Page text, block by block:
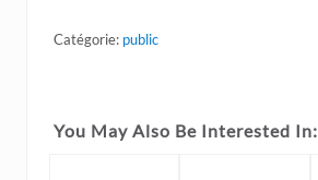
Catégorie: public
You May Also Be Interested In: